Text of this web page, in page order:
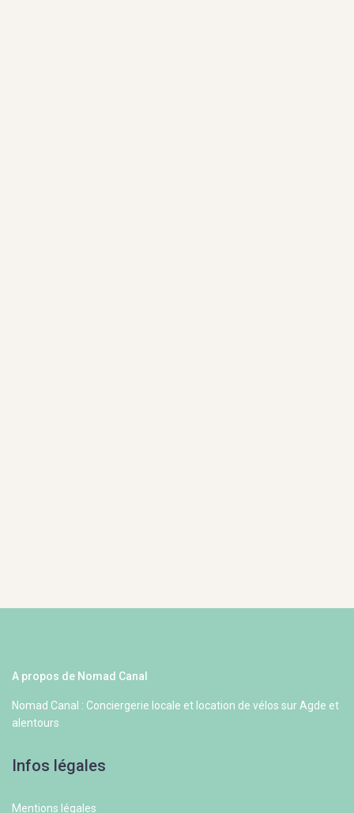
A propos de Nomad Canal
Nomad Canal : Conciergerie locale et location de vélos sur Agde et
alentours
Infos légales
Mentions légales